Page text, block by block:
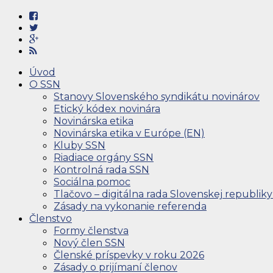
Úvod
O SSN
Stanovy Slovenského syndikátu novinárov
Etický kódex novinára
Novinárska etika
Novinárska etika v Európe (EN)
Kluby SSN
Riadiace orgány SSN
Kontrolná rada SSN
Sociálna pomoc
Tlačovo – digitálna rada Slovenskej republiky
Zásady na vykonanie referenda
Členstvo
Formy členstva
Nový člen SSN
Členské príspevky v roku 2026
Zásady o prijímaní členov